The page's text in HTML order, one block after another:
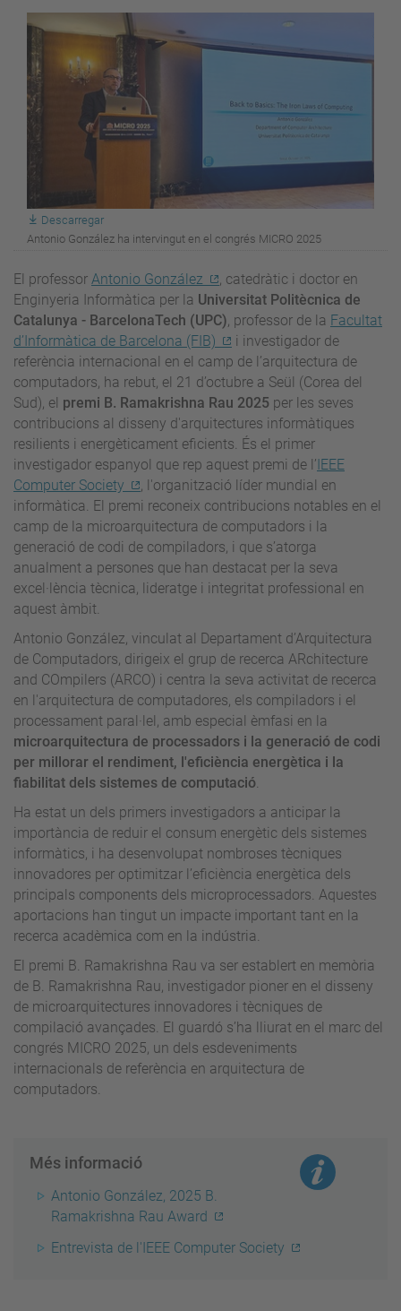
Descarregar
Antonio González ha intervingut en el congrés MICRO 2025
El professor Antonio González
, catedràtic i doctor en
Enginyeria Informàtica per la Universitat Politècnica de
Catalunya - BarcelonaTech (UPC) , professor de la Facultat
d’Informàtica de Barcelona (FIB)
i investigador de
referència internacional en el camp de l’arquitectura de
computadors, ha rebut, el 21 d’octubre a Seül (Corea del
Sud), el premi B. Ramakrishna Rau 2025 per les seves
contribucions al disseny d'arquitectures informàtiques
resilients i energèticament eficients. És el primer
investigador espanyol que rep aquest premi de l’IEEE
Computer Society
, l'organització líder mundial en
informàtica. El premi reconeix contribucions notables en el
camp de la microarquitectura de computadors i la
generació de codi de compiladors, i que s’atorga
anualment a persones que han destacat per la seva
excel·lència tècnica, lideratge i integritat professional en
aquest àmbit.
Antonio González, vinculat al Departament d’Arquitectura
de Computadors, dirigeix el grup de recerca ARchitecture
and COmpilers (ARCO) i centra la seva activitat de recerca
en l'arquitectura de computadores, els compiladors i el
processament paral·lel, amb especial èmfasi en la
microarquitectura de processadors i la generació de codi
per millorar el rendiment, l'eficiència energètica i la
fiabilitat dels sistemes de computació
Ha estat un dels primers investigadors a anticipar la
importància de reduir el consum energètic dels sistemes
informàtics, i ha desenvolupat nombroses tècniques
innovadores per optimitzar l’eficiència energètica dels
principals components dels microprocessadors. Aquestes
aportacions han tingut un impacte important tant en la
recerca acadèmica com en la indústria.
El premi B. Ramakrishna Rau va ser establert en memòria
de B. Ramakrishna Rau, investigador pioner en el disseny
de microarquitectures innovadores i tècniques de
compilació avançades. El guardó s’ha lliurat en el marc del
congrés MICRO 2025, un dels esdeveniments
internacionals de referència en arquitectura de
computadors.
Més informació
Antonio González, 2025 B.
Ramakrishna Rau Award
Entrevista de l'IEEE Computer Society